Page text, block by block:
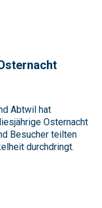
Abtwil hat
Osternacht
Besucher teilten
durchdringt.